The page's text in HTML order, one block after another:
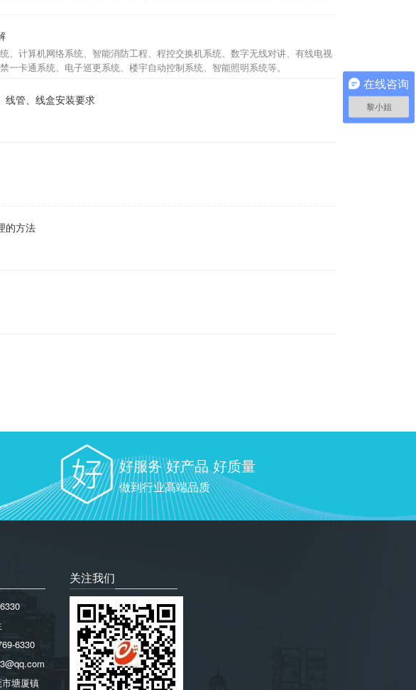
、计算机网络系统、智能消防工程、程控交换机系统、数字无线对讲、有线电视
卡通系统、电子巡更系统、楼宇自动控制系统、智能照明系统等。
线管、线盒安装要求
的方法
好服务 好产品 好质量
做到行业高端品质
6330
塘厦镇
关注我们
在线咨询
黎小姐